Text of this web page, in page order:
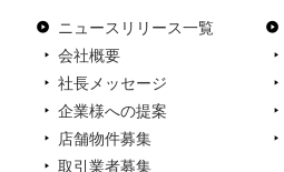
ニュースリリース一覧
会社概要
社長メッセージ
企業様への提案
店舗物件募集
取引業者募集